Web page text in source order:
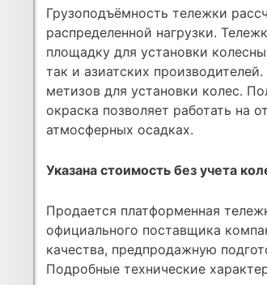
Грузоподъёмность тележки
распределенной нагрузки.
площадку для установки
так и азиатских
метизов для установки колес.
окраска позволяет работать на
атмосферных осадках.
Указана стоимость без учета
Продается платформенная
официального поставщика
качества, предпродажную
Подробные технические